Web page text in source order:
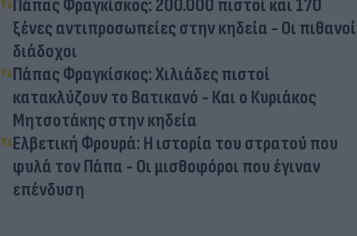
Πάπας Φραγκίσκος: 200.000 πιστοί και 170
ξένες αντιπροσωπείες στην κηδεία - Οι πιθανοί
διάδοχοι
Πάπας Φραγκίσκος: Χιλιάδες πιστοί
κατακλύζουν το Βατικανό - Και ο Κυριάκος
Μητσοτάκης στην κηδεία
Ελβετική Φρουρά: Η ιστορία του στρατού που
φυλά τον Πάπα - Οι μισθοφόροι που έγιναν
επένδυση